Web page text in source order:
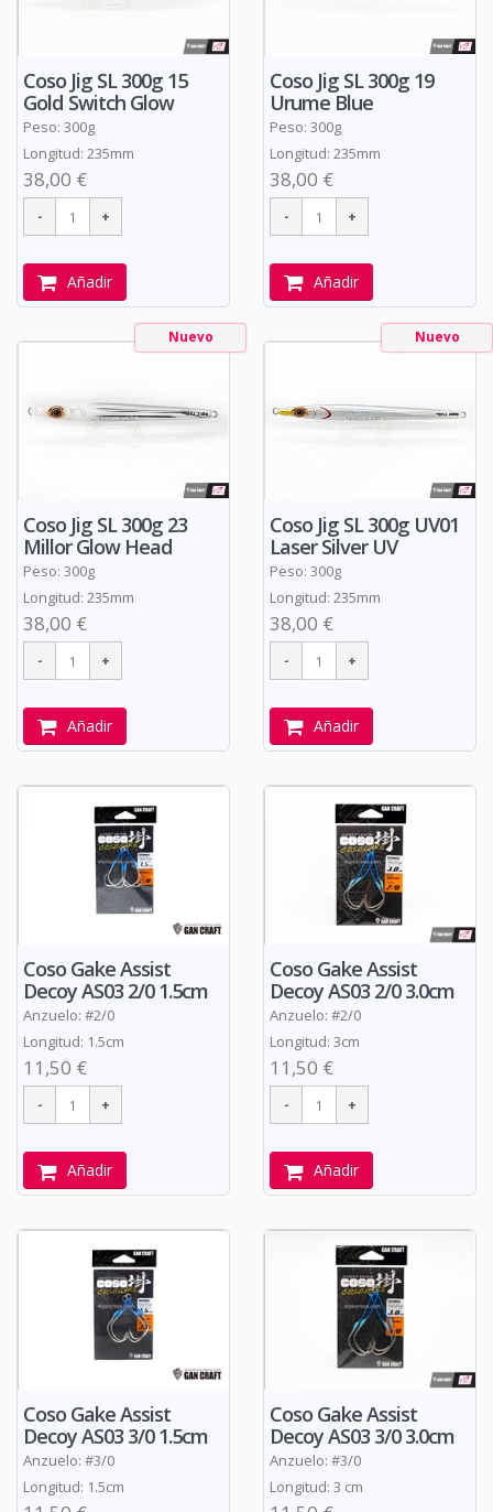
Coso Jig SL 300g 15
Gold Switch Glow
Peso: 300g
Longitud: 235mm
38,00 €
Añadir
Coso Jig SL 300g 19
Urume Blue
Peso: 300g
Longitud: 235mm
38,00 €
Añadir
Nuevo
Coso Jig SL 300g 23
Millor Glow Head
Peso: 300g
Longitud: 235mm
38,00 €
Añadir
Nuevo
Coso Jig SL 300g UV01
Laser Silver UV
Peso: 300g
Longitud: 235mm
38,00 €
Añadir
Coso Gake Assist
Decoy AS03 2/0 1.5cm
Anzuelo: #2/0
Longitud: 1.5cm
11,50 €
Añadir
Coso Gake Assist
Decoy AS03 2/0 3.0cm
Anzuelo: #2/0
Longitud: 3cm
11,50 €
Añadir
Coso Gake Assist
Decoy AS03 3/0 1.5cm
Anzuelo: #3/0
Longitud: 1.5cm
Coso Gake Assist
Decoy AS03 3/0 3.0cm
Anzuelo: #3/0
Longitud: 3 cm